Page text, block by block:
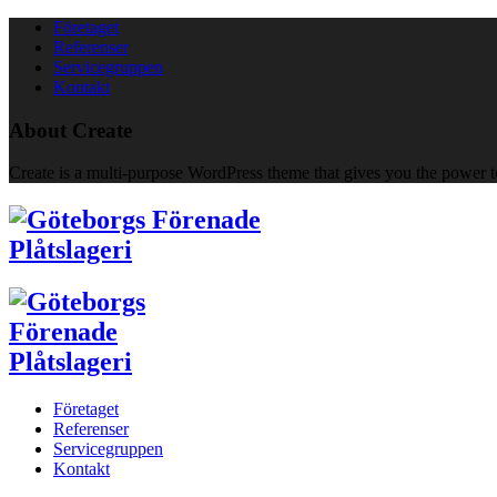
Företaget
Referenser
Servicegruppen
Kontakt
About Create
Create is a multi-purpose WordPress theme that gives you the power
Företaget
Referenser
Servicegruppen
Kontakt